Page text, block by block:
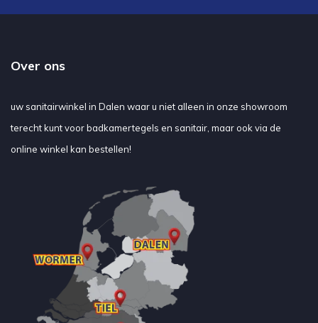
Over ons
uw sanitairwinkel in Dalen waar u niet alleen in onze showroom
terecht kunt voor badkamertegels en sanitair, maar ook via de
online winkel kan bestellen!